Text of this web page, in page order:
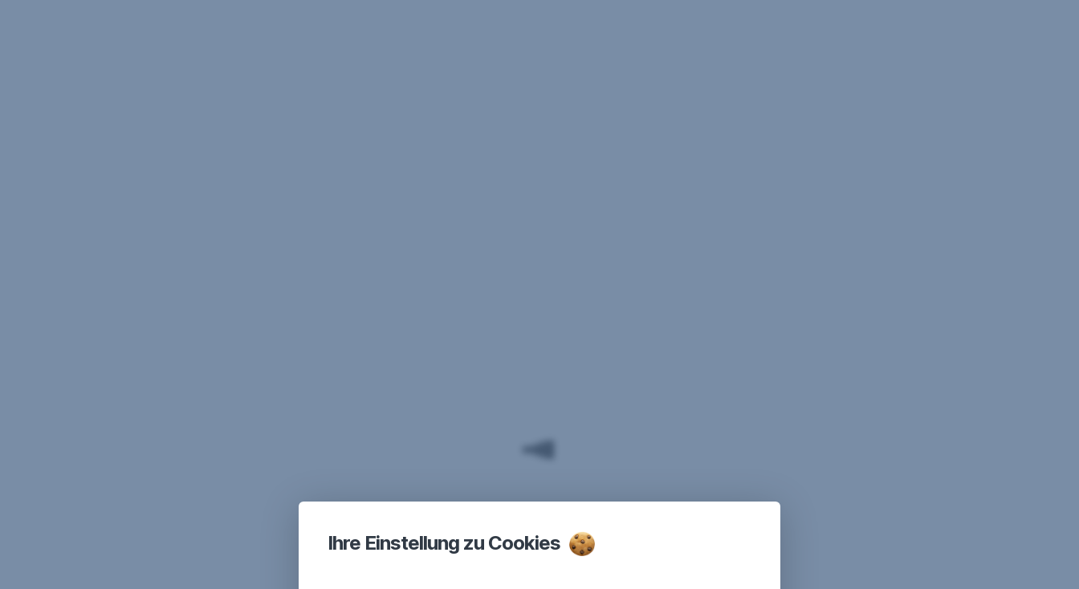
Ihre Einstellung zu Cookies